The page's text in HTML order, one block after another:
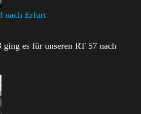
nach Erfurt
es für unseren RT 57 nach